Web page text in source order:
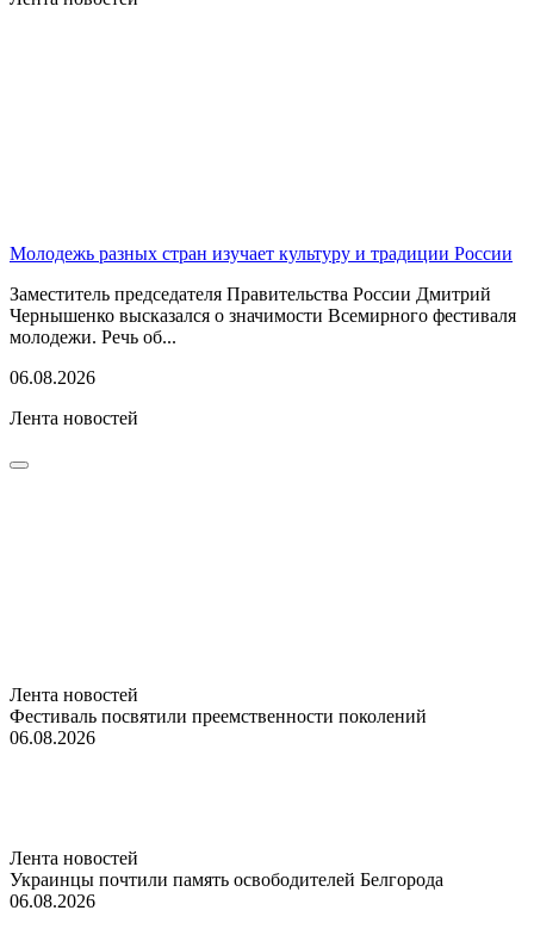
Молодежь разных стран изучает культуру и традиции России
Заместитель председателя Правительства России Дмитрий
Чернышенко высказался о значимости Всемирного фестиваля
молодежи. Речь об...
06.08.2026
Лента новостей
Лента новостей
Фестиваль посвятили преемственности поколений
06.08.2026
Лента новостей
Украинцы почтили память освободителей Белгорода
06.08.2026